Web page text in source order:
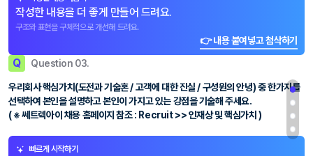
작성한 내용을 더 좋게 만들어 드려요.
구조와 표현을 구체적으로 개선해 드려요.
👉 내용 붙여넣고 첨삭하기
Q Question 03.
우리회사 핵심가치(도전과 기술혼 / 고객에 대한 진실 / 구성원의 안녕) 중 한가지를
선택하여 본인을 설명하고 본인이 가지고 있는 강점을 기술해 주세요.
( ※ 쎄트렉아이 채용 홈페이지 참조 : Recruit >> 인재상 및 핵심가치 )
빠르게 시작하기